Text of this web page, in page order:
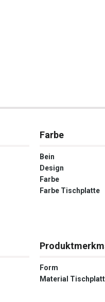
Farbe
Bein
Design
Farbe
Farbe Tischplatte
Form
Material